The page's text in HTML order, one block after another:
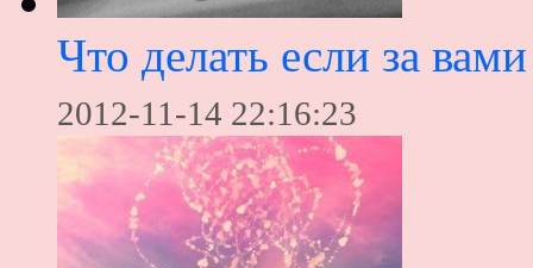
Что делать если за
2012-11-14 22:16:23